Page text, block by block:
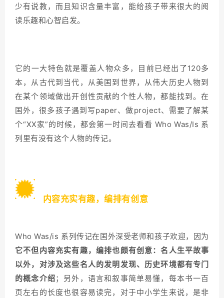
少有说教，而且知识含量丰富，能给孩子带来很大的阅
读乐趣和心智启发。
它的一大特色就是覆盖人物众多，目前已经出了120多
本，从古代到当代，从美国到世界，从伟大历史人物到
在某个领域做出开创性贡献的个性人物，都能找到。在
国外，很多孩子遇到写paper、做project、需要了解某
个“XX家”的时候，都会第一时间去看看 Who Was/Is 系
列里有没有这个人物的传记。
2 内容充实有趣，编排有创意
Who Was/is 系列传记在国外深受老师和孩子欢迎，因为
它不但内容充实有趣，编排也颇有创意：名人生平故事
以外，对涉及这些名人的发明发现、历史环境都有专门
的概念介绍；另外，语言和叙事简单易懂，每本书一百
页左右的长度也很容易读完，对于中小学生来说，是非